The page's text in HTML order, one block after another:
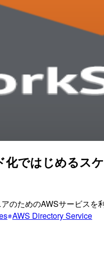
ではじめるス
のためのAWSサービス
AWS Directory Service